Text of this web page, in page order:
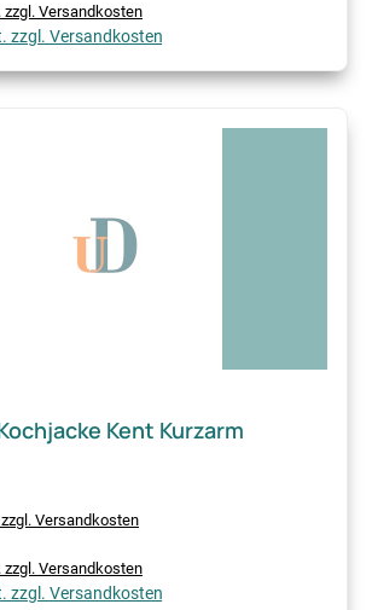
zzgl. Versandkosten
zzgl. Versandkosten
Kent Kurzarm
Versandkosten
zzgl. Versandkosten
zzgl. Versandkosten